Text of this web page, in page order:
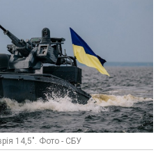
14,5". Фото - СБУ